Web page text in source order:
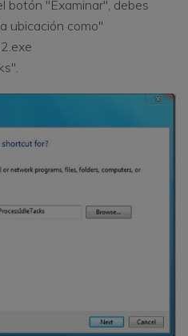
botón "Examinar", debes
ubicación como"